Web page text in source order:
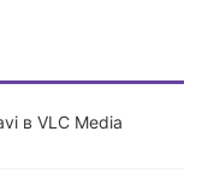
в VLC Media